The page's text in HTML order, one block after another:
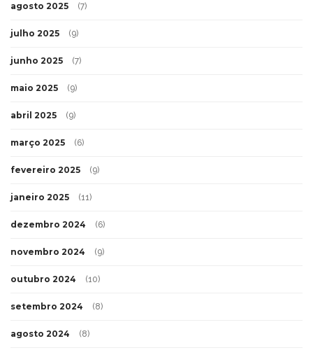
agosto 2025 (7)
julho 2025 (9)
junho 2025 (7)
maio 2025 (9)
abril 2025 (9)
março 2025 (6)
fevereiro 2025 (9)
janeiro 2025 (11)
dezembro 2024 (6)
novembro 2024 (9)
outubro 2024 (10)
setembro 2024 (8)
agosto 2024 (8)